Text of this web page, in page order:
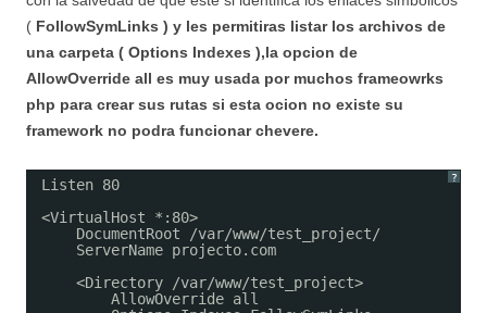
( FollowSymLinks ) y les permitiras listar los archivos de
una carpeta ( Options Indexes ),la opcion de
AllowOverride all es muy usada por muchos frameowrks
php para crear sus rutas si esta ocion no existe su
framework no podra funcionar chevere.
?
Listen 80
<VirtualHost *:80>
DocumentRoot /var/www/test_project/
ServerName projecto.com
<Directory /var/www/test_project>
AllowOverride all